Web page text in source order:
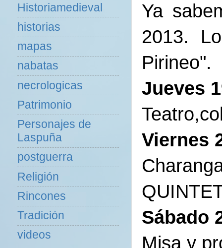
Ya
2013.
Pirineo".
Jueves
Viernes
Sábado
Misa y
Historiamedieval
historias
mapas
nabatas
necrologicas
Patrimonio
Personajes de
Laspuña
postguerra
Religión
Rincones
Tradición
videos